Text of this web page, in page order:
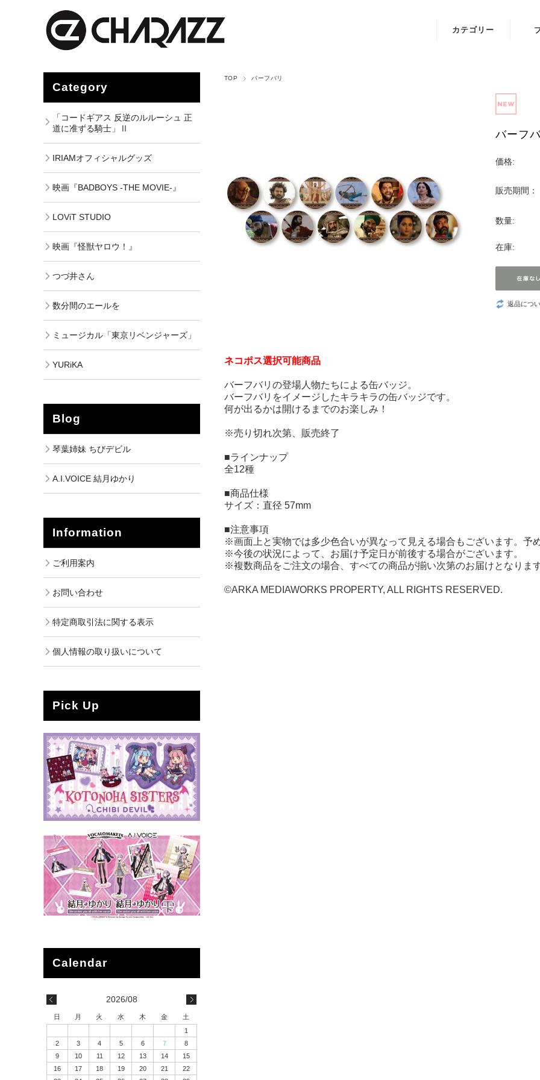
カテゴリー
『BADBOYS -
ミュージカル
Anniversary
Jewelry
映画『怪獣ヤロ
数分間のエール
TOP バーフバリ
バーフ
価格:
販売期間：
数量:
在庫:
返品につ
ネコポス選択可能商品
バーフバリの登場人物たちによる缶バッジ。
バーフバリをイメージしたキラキラの缶バッジです。
何が出るかは開けるまでのお楽しみ！
※売り切れ次第、販売終了
■ラインナップ
全12種
■商品仕様
サイズ：直径 57mm
■注意事項
※画面上と実物では多少色合いが異なって見える場合もございます。予
※今後の状況によって、お届け予定日が前後する場合がございます。
※複数商品をご注文の場合、すべての商品が揃い次第のお届けとなりま
©ARKA MEDIAWORKS PROPERTY, ALL RIGHTS RESERVED.
Category
「コードギアス 反逆のルルーシュ 正
道に准ずる騎士」Ⅱ
IRIAMオフィシャルグッズ
映画『BADBOYS -THE MOVIE-』
LOViT STUDIO
映画『怪獣ヤロウ！』
つづ井さん
数分間のエールを
ミュージカル「東京リベンジャーズ」
YURiKA
Blog
琴葉姉妹 ちびデビル
A.I.VOICE 結月ゆかり
Information
ご利用案内
お問い合わせ
特定商取引法に関する表示
個人情報の取り扱いについて
Pick Up
2026/08
日 月 火 水 木 金
土
1
2
3 4 5 6 7
8
9
10 11 12 13 14
15
16
17 18 19 20 21
22